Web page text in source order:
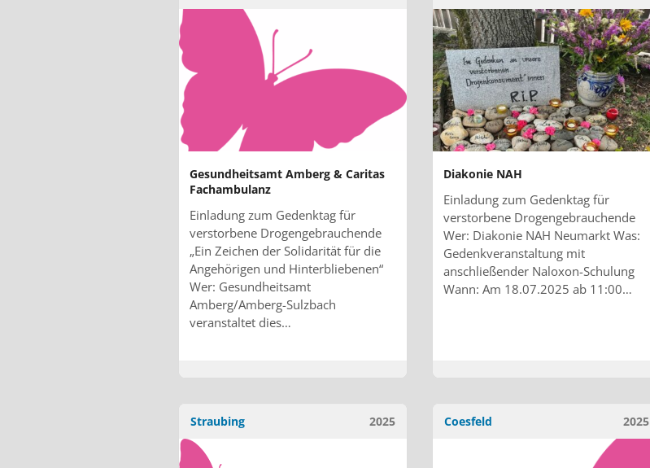
Gesundheitsamt Amberg & Caritas
Fachambulanz
Einladung zum Gedenktag für
verstorbene Drogengebrauchende
„Ein Zeichen der Solidarität für die
Angehörigen und Hinterbliebenen“
Wer: Gesundheitsamt
Amberg/Amberg-Sulzbach
veranstaltet dies…
Diakonie NAH
Einladung zum Gedenktag für
verstorbene Drogengebrauchende
Wer: Diakonie NAH Neumarkt Was:
Gedenkveranstaltung mit
anschließender Naloxon-Schulung
Wann: Am 18.07.2025 ab 11:00…
2025
Straubing 2025
Coesfeld